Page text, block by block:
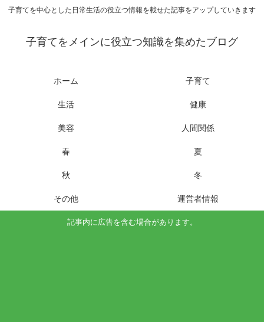
子育てを中心とした日常生活の役立つ情報を載せた記事をアップしていきます
子育てをメインに役立つ知識を集めたブログ
ホーム 子育て
生活 健康
美容 人間関係
春 夏
秋 冬
その他 運営者情報
記事内に広告を含む場合があります。